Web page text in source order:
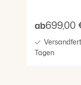
ab699,00
Tagen